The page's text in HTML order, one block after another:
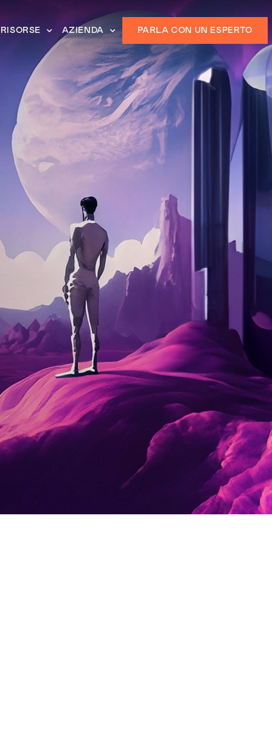
RISORSE AZIENDA PARLA CON UN ESPERTO